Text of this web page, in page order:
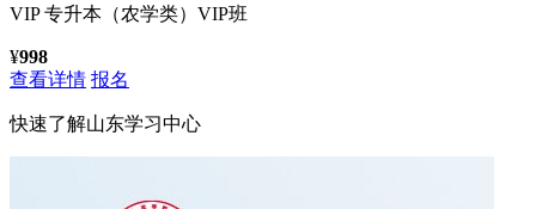
VIP专升本（农学类）VIP班
¥998
查看详情 报名
快速了解山东学习中心